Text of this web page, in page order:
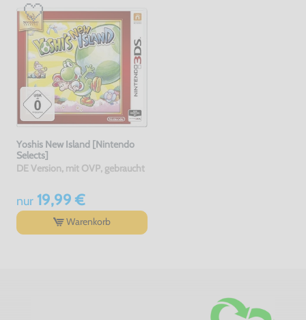
Yoshis New Island [Nintendo
Selects]
DE Version, mit OVP, gebraucht
nur19,99 €
Warenkorb